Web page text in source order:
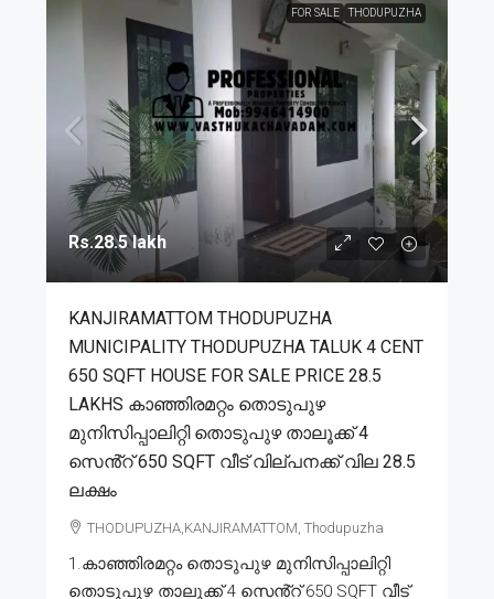
FOR SALE THODUPUZHA
Rs.28.5 lakh
KANJIRAMATTOM THODUPUZHA
MUNICIPALITY THODUPUZHA TALUK 4 CENT
650 SQFT HOUSE FOR SALE PRICE 28.5
LAKHS കാഞ്ഞിരമറ്റം തൊടുപുഴ
മുനിസിപ്പാലിറ്റി തൊടുപുഴ താലൂക്ക് 4
സെൻ്റ് 650 SQFT വീട് വില്പനക്ക് വില 28.5
ലക്ഷം
THODUPUZHA,KANJIRAMATTOM, Thodupuzha
1.കാഞ്ഞിരമറ്റം തൊടുപുഴ മുനിസിപ്പാലിറ്റി
തൊടുപുഴ താലൂക്ക് 4 സെൻ്റ് 650 SQFT വീട്